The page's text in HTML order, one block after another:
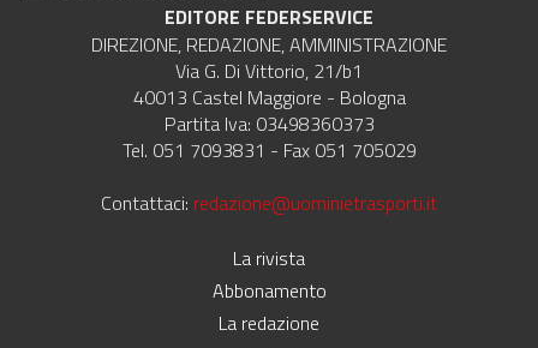
EDITORE FEDERSERVICE
DIREZIONE, REDAZIONE, AMMINISTRAZIONE
Via G. Di Vittorio, 21/b1
40013 Castel Maggiore - Bologna
Partita Iva: 03498360373
Tel. 051 7093831 - Fax 051 705029
Contattaci: redazione@uominietrasporti.it
La rivista
Abbonamento
La redazione